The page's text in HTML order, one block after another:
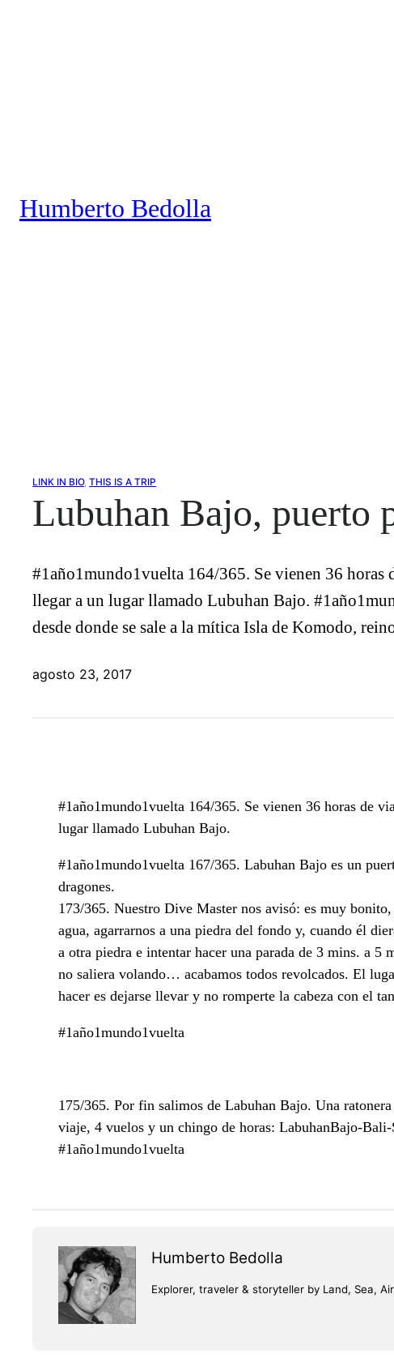
Humberto Bedolla
LINK IN BIO, THIS IS A TRIP
Lubuhan Bajo, puerto
#1año1mundo1vuelta 164/365. Se vienen 36
llegar a un lugar llamado Lubuhan Bajo.
desde donde se sale a la mítica Isla de Komodo,
agosto 23, 2017
#1año1mundo1vuelta 164/365. Se vienen 36 horas de
lugar llamado Lubuhan Bajo.
#1año1mundo1vuelta 167/365. Labuhan Bajo es un
dragones.
173/365. Nuestro Dive Master nos avisó: es muy
agua, agarrarnos a una piedra del fondo y, cuando él
a otra piedra e intentar hacer una parada de 3 mins. a
no saliera volando… acabamos todos revolcados. El
hacer es dejarse llevar y no romperte la cabeza con el
#1año1mundo1vuelta
175/365. Por fin salimos de Labuhan Bajo. Una
viaje, 4 vuelos y un chingo de horas: LabuhanBajo-
#1año1mundo1vuelta
Humberto Bedolla
Explorer, traveler & storyteller by Land, Sea,